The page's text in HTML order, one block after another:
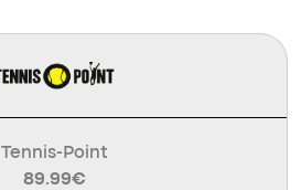
Tennis-Point
89.99€